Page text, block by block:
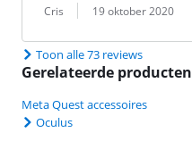
Beoordeling door:
Cris
Datum: 19 oktober 2020
Toon alle 73 reviews
Gerelateerde producten
Meta Quest accessoires
Oculus